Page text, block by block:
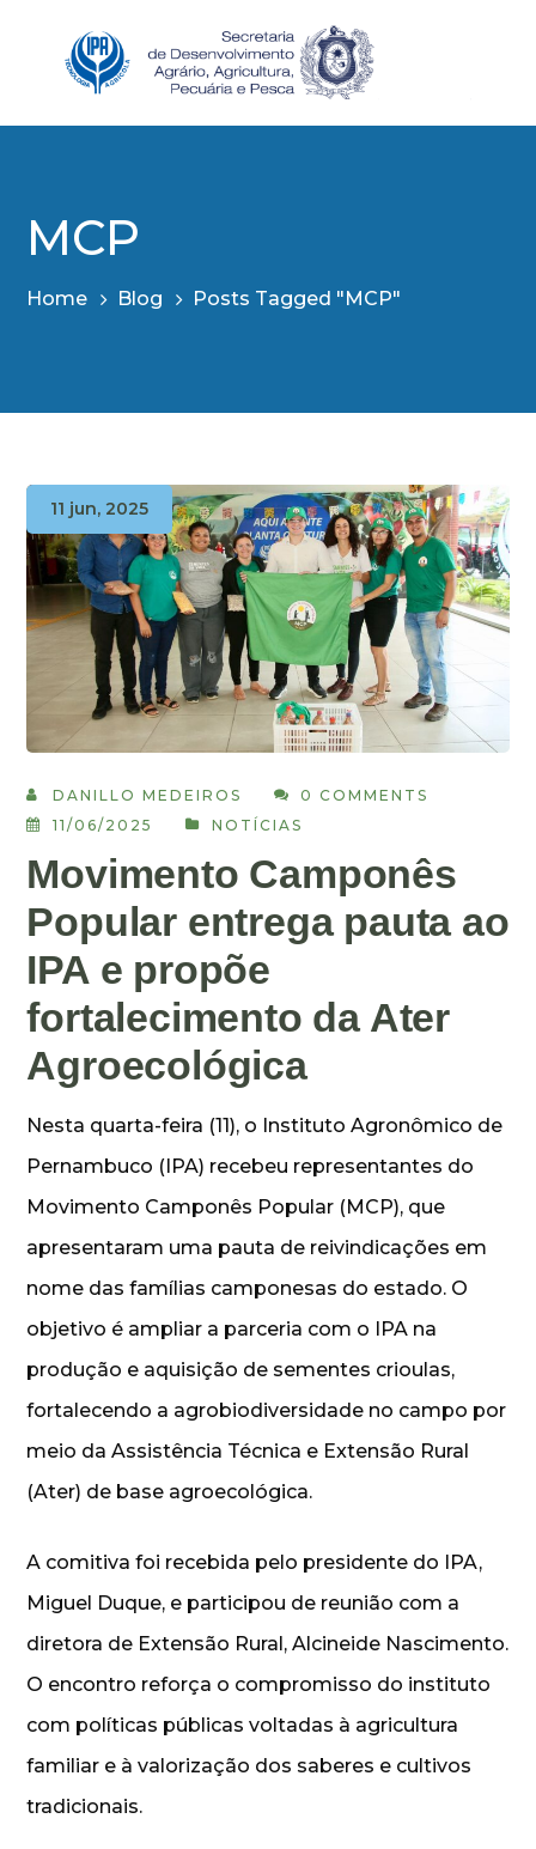
MCP
Home Blog Posts Tagged "MCP"
11 jun, 2025
DANILLO MEDEIROS
0 COMMENTS
11/06/2025
NOTÍCIAS
Movimento Camponês
Popular entrega pauta ao
IPA e propõe
fortalecimento da Ater
Agroecológica
Nesta quarta-feira (11), o Instituto Agronômico de
Pernambuco (IPA) recebeu representantes do
Movimento Camponês Popular (MCP), que
apresentaram uma pauta de reivindicações em
nome das famílias camponesas do estado. O
objetivo é ampliar a parceria com o IPA na
produção e aquisição de sementes crioulas,
fortalecendo a agrobiodiversidade no campo por
meio da Assistência Técnica e Extensão Rural
(Ater) de base agroecológica.
A comitiva foi recebida pelo presidente do IPA,
Miguel Duque, e participou de reunião com a
diretora de Extensão Rural, Alcineide Nascimento.
O encontro reforça o compromisso do instituto
com políticas públicas voltadas à agricultura
familiar e à valorização dos saberes e cultivos
tradicionais.